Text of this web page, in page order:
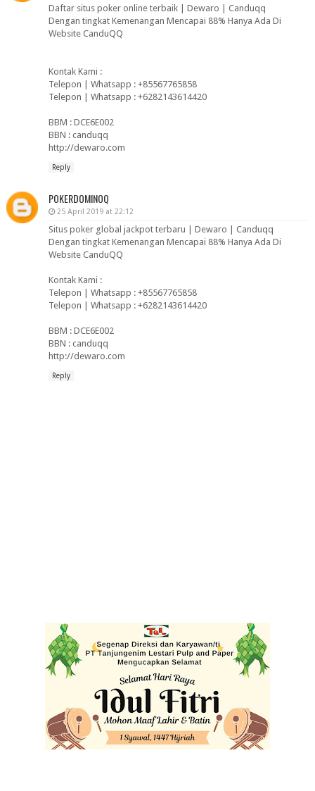
Daftar situs poker online terbaik | Dewaro | Canduqq
Dengan tingkat Kemenangan Mencapai 88% Hanya Ada Di
Website CanduQQ
Kontak Kami :
Telepon | Whatsapp : +85567765858
Telepon | Whatsapp : +6282143614420
BBM : DCE6E002
BBN : canduqq
http://dewaro.com
Reply
POKERDOMINOQ
25 April 2019 at 22:12
Situs poker global jackpot terbaru | Dewaro | Canduqq
Dengan tingkat Kemenangan Mencapai 88% Hanya Ada Di
Website CanduQQ
Kontak Kami :
Telepon | Whatsapp : +85567765858
Telepon | Whatsapp : +6282143614420
BBM : DCE6E002
BBN : canduqq
http://dewaro.com
Reply